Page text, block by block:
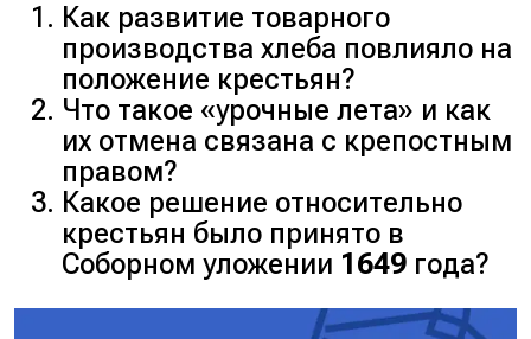
Как развитие товарного
производства хлеба повлияло на
положение крестьян?
Что такое «урочные лета» и как
их отмена связана с крепостным
правом?
Какое решение относительно
крестьян было принято в
Соборном уложении 1649 года?